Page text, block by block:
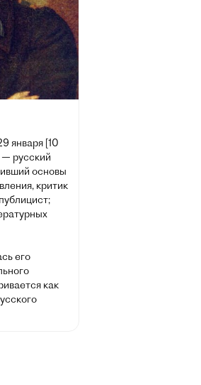
января [10
русский
основы
критик
его
как